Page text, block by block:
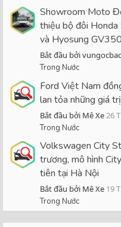
Showroom Moto
thiệu bộ đôi
và Hyosung
Bắt đầu bởi
Trong Nước
Ford Việt Nam
lan tỏa những giá
Bắt đầu bởi Mê Xe 26
Trong Nước
Volkswagen City
trương, mô hình
tiên tại Hà Nội
Bắt đầu bởi Mê Xe 19
Trong Nước